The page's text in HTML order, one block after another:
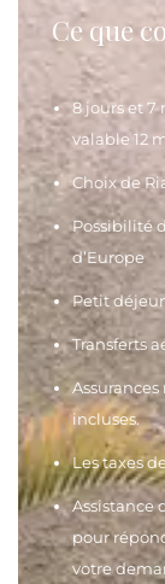
Ce que
8 jours et 7
valable 12
Choix de
Possibilité
d’Europe
Petit
Transferts
incluses.
Les taxes
Assistance
pour
votre